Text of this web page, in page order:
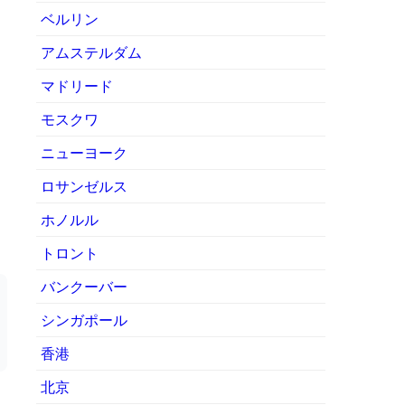
ベルリン
アムステルダム
マドリード
モスクワ
ニューヨーク
ロサンゼルス
ホノルル
トロント
バンクーバー
シンガポール
香港
北京